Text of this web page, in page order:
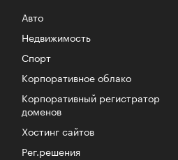
Авто
Недвижимость
Спорт
Корпоративное облако
Корпоративный регистратор
доменов
Хостинг сайтов
Рег.решения